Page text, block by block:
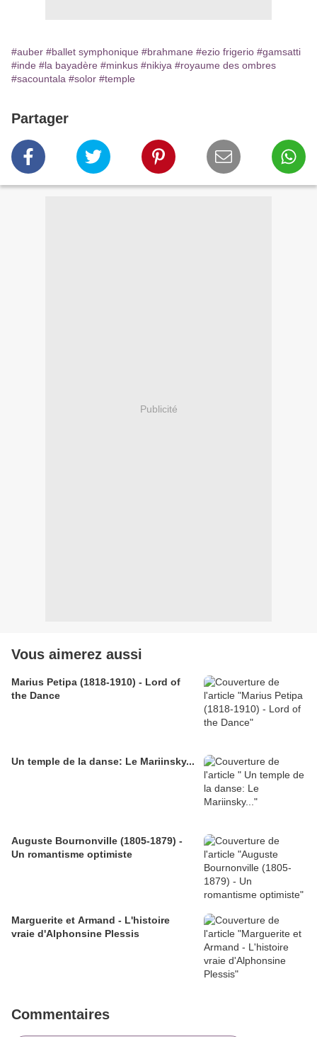
#auber #ballet symphonique #brahmane #ezio frigerio #gamsatti
#inde #la bayadère #minkus #nikiya #royaume des ombres
#sacountala #solor #temple
Partager
Publicité
Vous aimerez aussi
Marius Petipa (1818-1910) - Lord of
the Dance
Un temple de la danse: Le Mariinsky...
Auguste Bournonville (1805-1879) -
Un romantisme optimiste
Marguerite et Armand - L'histoire
vraie d'Alphonsine Plessis
Commentaires